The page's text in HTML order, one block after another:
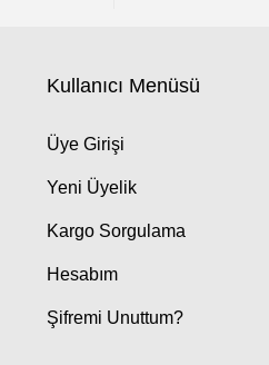
Kullanıcı Menüsü
Üye Girişi
Yeni Üyelik
Kargo Sorgulama
Hesabım
Şifremi Unuttum?